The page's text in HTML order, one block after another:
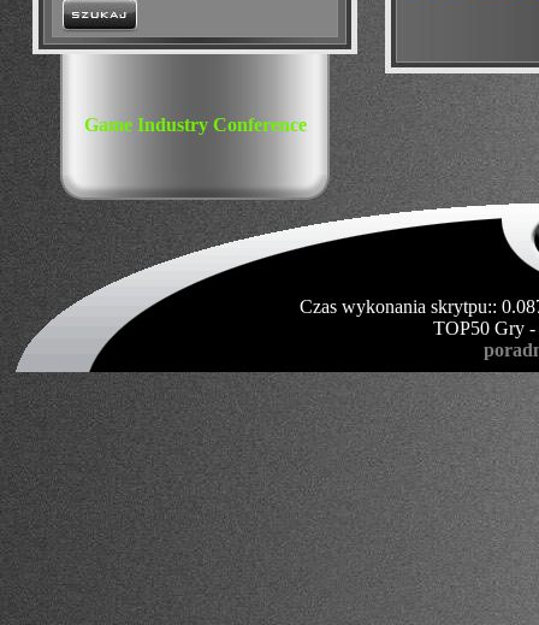
Game Industry Conference
Czas wykonania skrytpu::
TOP50 Gry